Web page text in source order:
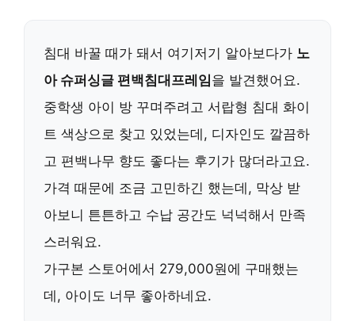
침대 바꿀 때가 돼서 여기저기 알아보다가 노
아 슈퍼싱글 편백침대프레임을 발견했어요.
중학생 아이 방 꾸며주려고 서랍형 침대 화이
트 색상으로 찾고 있었는데, 디자인도 깔끔하
고 편백나무 향도 좋다는 후기가 많더라고요.
가격 때문에 조금 고민하긴 했는데, 막상 받
아보니 튼튼하고 수납 공간도 넉넉해서 만족
스러워요.
가구본 스토어에서 279,000원에 구매했는
데, 아이도 너무 좋아하네요.